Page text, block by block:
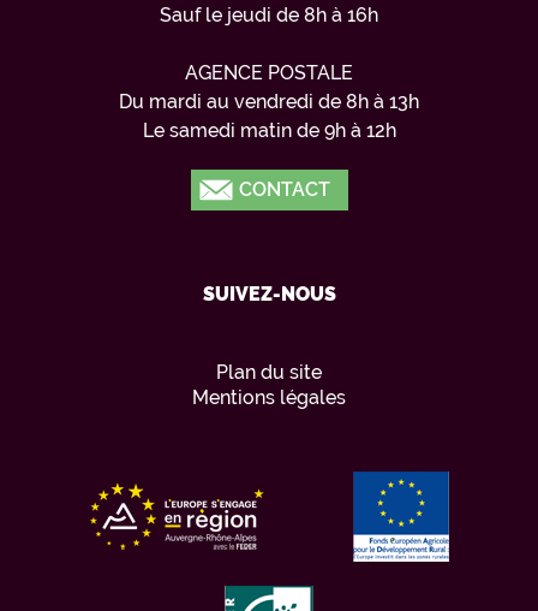
Sauf le jeudi de 8h à 16h
AGENCE POSTALE
Du mardi au vendredi de 8h à 13h
Le samedi matin de 9h à 12h
CONTACT
SUIVEZ-NOUS
Plan du site
Mentions légales